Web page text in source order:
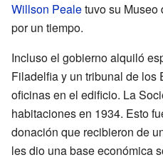
Willson Pealetuvo su Museo
por un tiempo.
Incluso el gobierno alquiló
Filadelfia y un tribunal de los
oficinas en el edificio. La
habitaciones en 1934. Esto
donación que recibieron de
les dio una base económica